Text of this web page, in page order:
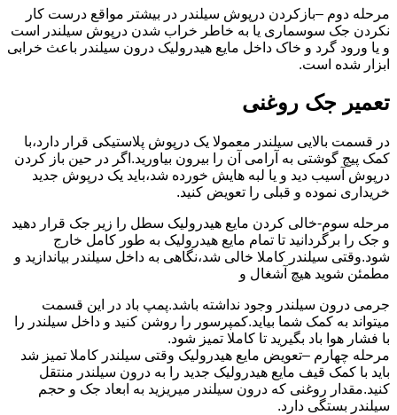
مرحله دوم –بازکردن درپوش سیلندر در بیشتر مواقع درست کار
نکردن جک سوسماری یا به خاطر خراب شدن درپوش سیلندر است
و یا ورود گرد و خاک داخل مایع هیدرولیک درون سیلندر باعث خرابی
ابزار شده است.
تعمیر جک روغنی
در قسمت بالایی سیلندر معمولا یک درپوش پلاستیکی قرار دارد،با
کمک پیچ گوشتی به آرامی آن را بیرون بیاورید.اگر در حین باز کردن
درپوش آسیب دید و یا لبه هایش خورده شد،باید یک درپوش جدید
خریداری نموده و قبلی را تعویض کنید.
مرحله سوم-خالی کردن مایع هیدرولیک سطل را زیر جک قرار دهید
و جک را برگردانید تا تمام مایع هیدرولیک به طور کامل خارج
شود.وقتی سیلندر کاملا خالی شد،نگاهی به داخل سیلندر بیاندازید و
مطمئن شوید هیچ آشغال و
جرمی درون سیلندر وجود نداشته باشد.پمپ باد در این قسمت
میتواند به کمک شما بیاید.کمپرسور را روشن کنید و داخل سیلندر را
با فشار هوا باد بگیرید تا کاملا تمیز شود.
مرحله چهارم –تعویض مایع هیدرولیک وقتی سیلندر کاملا تمیز شد
باید با کمک قیف مایع هیدرولیک جدید را به درون سیلندر منتقل
کنید.مقدار روغنی که درون سیلندر میریزید به ابعاد جک و حجم
سیلندر بستگی دارد.